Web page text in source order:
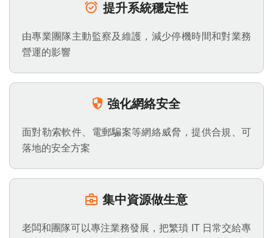
提升系統穩定性
由專業團隊主動監察及維護，減少停機時間和對業務
營運的影響
強化網絡安全
面對勒索軟件、電郵騙案等網絡威脅，提供合規、可
落地的安全方案
集中資源做生意
老闆和團隊可以專注業務發展，把繁瑣 IT 日常交給專